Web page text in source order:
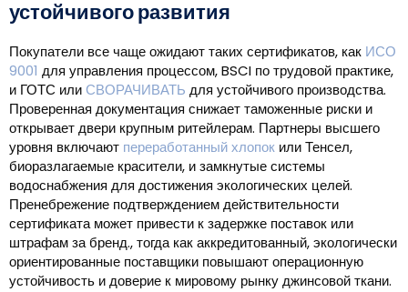
устойчивого развития
Покупатели все чаще ожидают таких сертификатов, как ИСО
9001 для управления процессом, BSCI по трудовой практике,
и ГОТС илиСВОРАЧИВАТЬ для устойчивого производства.
Проверенная документация снижает таможенные риски и
открывает двери крупным ритейлерам. Партнеры высшего
уровня включают переработанный хлопок или Тенсел,
биоразлагаемые красители, и замкнутые системы
водоснабжения для достижения экологических целей.
Пренебрежение подтверждением действительности
сертификата может привести к задержке поставок или
штрафам за бренд., тогда как аккредитованный, экологически
ориентированные поставщики повышают операционную
устойчивость и доверие к мировому рынку джинсовой ткани.